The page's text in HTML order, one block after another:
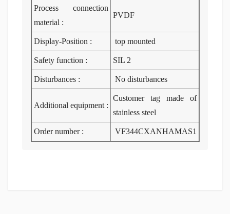
PVDF
Process connection
material :
top mounted
Display-Position :
SIL 2
Safety function :
No disturbances
Disturbances :
Customer tag made of
stainless steel
Additional equipment :
VF344CXANHAMAS1
Order number :